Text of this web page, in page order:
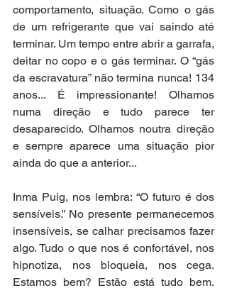
comportamento, situação. Como o gás
de um refrigerante que vai saindo até
terminar. Um tempo entre abrir a garrafa,
deitar no copo e o gás terminar. O “gás
da escravatura” não termina nunca! 134
anos... É impressionante! Olhamos
numa direção e tudo parece ter
desaparecido. Olhamos noutra direção
e sempre aparece uma situação pior
ainda do que a anterior...
Inma Puig, nos lembra: “O futuro é dos
sensíveis.” No presente permanecemos
insensíveis, se calhar precisamos fazer
algo. Tudo o que nos é confortável, nos
hipnotiza, nos bloqueia, nos cega.
Estamos bem? Estão está tudo bem.